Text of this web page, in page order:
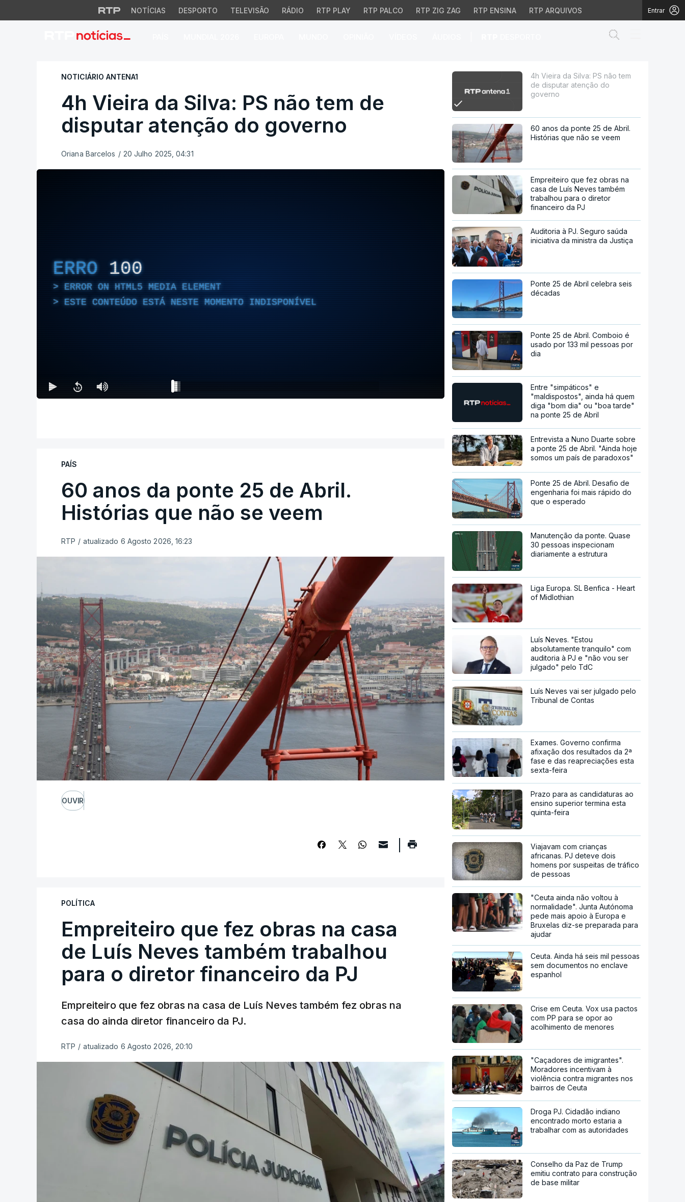
NOTÍCIAS DESPORTO TELEVISÃO RÁDIO RTP PLAY RTP PALCO RTP ZIG ZAG RTP ENSINA RTP ARQUIVOS Entrar
4h Vieira da Silva: PS não tem de disputar atenção do governo
NOTICIÁRIO ANTENA1
4h Vieira da Silva: PS não tem de
disputar atenção do governo
Oriana Barcelos / 20 Julho 2025, 04:31
ERRO 100
ERROR ON HTML5 MEDIA ELEMENT
ESTE CONTEÚDO ESTÁ NESTE MOMENTO INDISPONÍVEL
PAÍS
60 anos da ponte 25 de Abril.
Histórias que não se veem
RTP / atualizado 6 Agosto 2026, 16:23
OUVIR
POLÍTICA
Empreiteiro que fez obras na casa
de Luís Neves também trabalhou
para o diretor financeiro da PJ
Empreiteiro que fez obras na casa de Luís Neves também fez obras na
casa do ainda diretor financeiro da PJ.
RTP / atualizado 6 Agosto 2026, 20:10
4h Vieira da Silva: PS não tem
de disputar atenção do
governo
60 anos da ponte 25 de Abril.
Histórias que não se veem
Empreiteiro que fez obras na
casa de Luís Neves também
trabalhou para o diretor
financeiro da PJ
Auditoria à PJ. Seguro saúda
iniciativa da ministra da Justiça
Ponte 25 de Abril celebra seis
décadas
Ponte 25 de Abril. Comboio é
usado por 133 mil pessoas por
dia
Entre "simpáticos" e
"maldispostos", ainda há quem
diga "bom dia" ou "boa tarde"
na ponte 25 de Abril
Entrevista a Nuno Duarte sobre
a ponte 25 de Abril. "Ainda hoje
somos um país de paradoxos"
Ponte 25 de Abril. Desafio de
engenharia foi mais rápido do
que o esperado
Manutenção da ponte. Quase
30 pessoas inspecionam
diariamente a estrutura
Liga Europa. SL Benfica - Heart
of Midlothian
Luís Neves. "Estou
absolutamente tranquilo" com
auditoria à PJ e "não vou ser
julgado" pelo TdC
Luís Neves vai ser julgado pelo
Tribunal de Contas
Exames. Governo confirma
afixação dos resultados da 2ª
fase e das reapreciações esta
sexta-feira
Prazo para as candidaturas ao
ensino superior termina esta
quinta-feira
Viajavam com crianças
africanas. PJ deteve dois
homens por suspeitas de tráfico
de pessoas
"Ceuta ainda não voltou à
normalidade". Junta Autónoma
pede mais apoio à Europa e
Bruxelas diz-se preparada para
ajudar
Ceuta. Ainda há seis mil pessoas
sem documentos no enclave
espanhol
Crise em Ceuta. Vox usa pactos
com PP para se opor ao
acolhimento de menores
"Caçadores de imigrantes".
Moradores incentivam à
violência contra migrantes nos
bairros de Ceuta
Droga PJ. Cidadão indiano
encontrado morto estaria a
trabalhar com as autoridades
Conselho da Paz de Trump
emitiu contrato para construção
de base militar